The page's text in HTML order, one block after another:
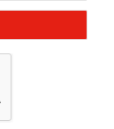
kỹ thuật viên
thoại lấy luôn
ty chúng tôi
điện thoại dao
tạp hơn, thời